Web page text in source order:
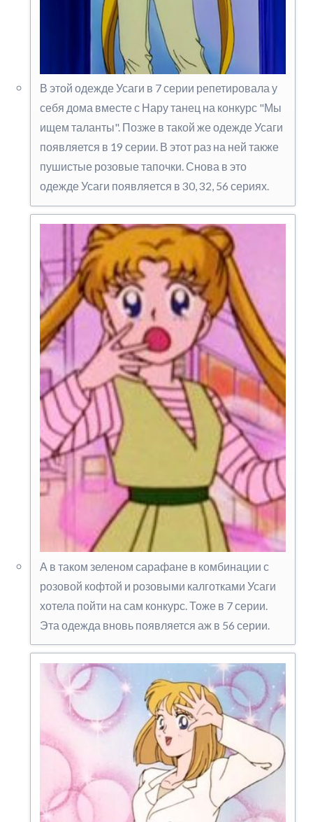
В этой одежде Усаги в 7 серии репетировала у
себя дома вместе с Нару танец на конкурс "Мы
ищем таланты". Позже в такой же одежде Усаги
появляется в 19 серии. В этот раз на ней также
пушистые розовые тапочки. Снова в это
одежде Усаги появляется в 30, 32, 56 сериях.
А в таком зеленом сарафане в комбинации с
розовой кофтой и розовыми калготками Усаги
хотела пойти на сам конкурс. Тоже в 7 серии.
Эта одежда вновь появляется аж в 56 серии.